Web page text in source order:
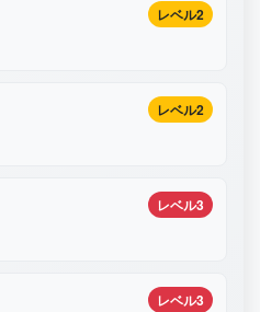
レベル2
レベル2
レベル3
レベル3